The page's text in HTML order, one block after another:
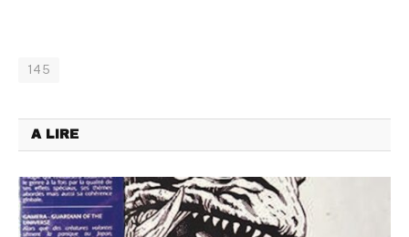
145
A LIRE